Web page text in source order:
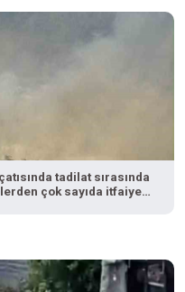
tadilat sırasında
çok sayıda itfaiye